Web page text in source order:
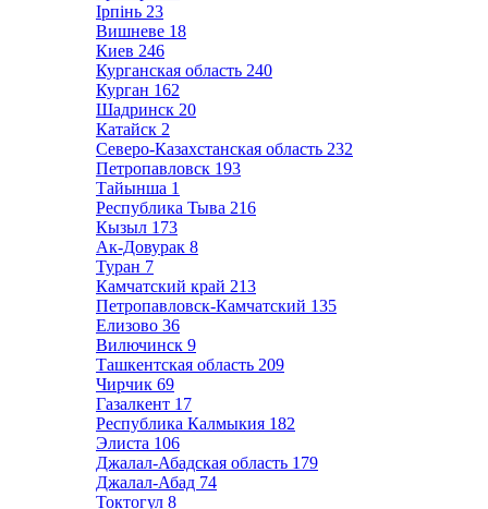
Ірпінь 23
Вишневе 18
Киев 246
Курганская область 240
Курган 162
Шадринск 20
Катайск 2
Северо-Казахстанская область 232
Петропавловск 193
Тайынша 1
Республика Тыва 216
Кызыл 173
Ак-Довурак 8
Туран 7
Камчатский край 213
Петропавловск-Камчатский 135
Елизово 36
Вилючинск 9
Ташкентская область 209
Чирчик 69
Газалкент 17
Республика Калмыкия 182
Элиста 106
Джалал-Абадская область 179
Джалал-Абад 74
Токтогул 8